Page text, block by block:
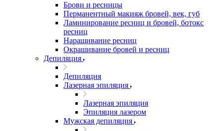
Брови и ресницы
Перманентный макияж бровей, век, губ
Ламинирование ресниц и бровей, бoтoкс
ресниц
Наращивание ресниц
Окрашивание бровей и ресниц
Депиляция
Депиляция
Лазерная эпиляция
Лазерная эпиляция
Эпиляция лазером
Мужская депиляция